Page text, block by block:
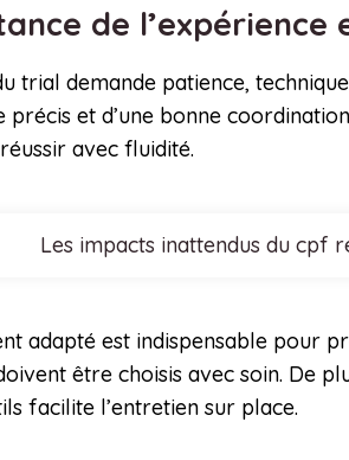
de
trial demande patience,
précis et d’une bonne
avec fluidité.
Les impacts inattendus du cpf
adapté est indispensable pour
être choisis avec soin. De
facilite l’entretien sur place.